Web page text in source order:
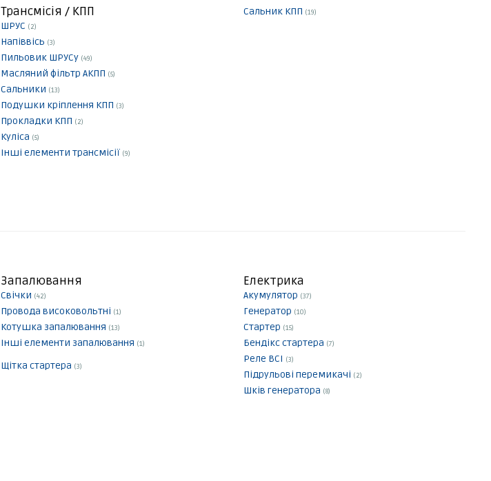
Трансмісія / КПП
ШРУС (2)
Напіввісь (3)
Пильовик ШРУСу (49)
Масляний фільтр АКПП (5)
Сальники (13)
Подушки кріплення КПП (3)
Прокладки КПП (2)
Куліса (5)
Інші елементи трансмісії (9)
Сальник КПП (19)
Запалювання
Свічки (42)
Провода високовольтні (1)
Котушка запалювання (13)
Інші елементи запалювання (1)
Електрика
Акумулятор (37)
Генератор (10)
Стартер (15)
Бендікс стартера (7)
Реле ВСІ (3)
Підрульові перемикачі (2)
Шків генератора (8)
Щітка стартера (3)